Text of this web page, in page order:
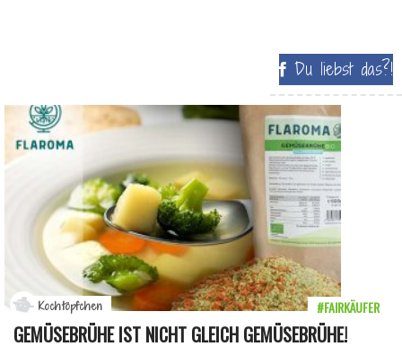
Du liebst das?!
GEMÜSEBRÜHE IST NICHT GLEICH GEMÜSEBRÜHE!
#FAIRKÄUFER
Kochtöpfchen